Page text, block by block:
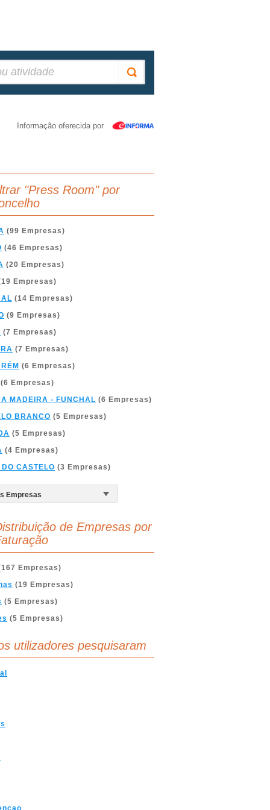
Informação oferecida por
"Press Room" por
(99 Empresas)
(46 Empresas)
(20 Empresas)
Empresas)
(14 Empresas)
(9 Empresas)
(7 Empresas)
(7 Empresas)
(6 Empresas)
Empresas)
MADEIRA - FUNCHAL (6 Empresas)
BRANCO (5 Empresas)
(5 Empresas)
(4 Empresas)
CASTELO (3 Empresas)
de Empresas por
Empresas)
(19 Empresas)
(5 Empresas)
(5 Empresas)
utilizadores pesquisaram